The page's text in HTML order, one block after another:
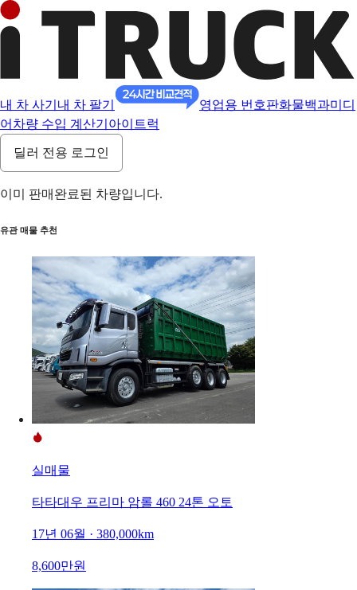
내 차 사기 내 차 팔기 영업용 번호판화물백과미디
어 차량 수입 계산기 아이트럭
딜러 전용 로그인
이미 판매완료된 차량입니다.
유관 매물 추천
실매물
타타대우 프리마 암롤 460 24톤 오토
17년 06월 · 380,000km
8,600만원